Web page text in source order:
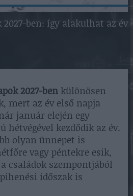
ben: így alakulhat az év
2027-ben különösen
mert az év első napja
január elején egy
hétvégével kezdődik az év.
olyan ünnepet is
vagy péntekre esik,
családok szempontjából
időszak is